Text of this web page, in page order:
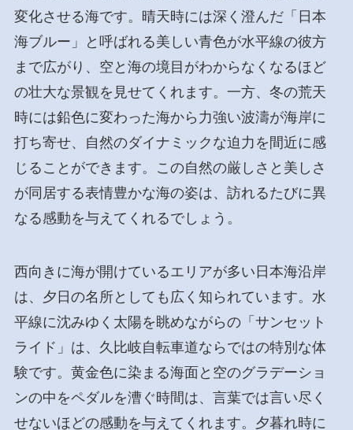
変化させる海です。晴天時には深く澄んだ「日本
海ブルー」と呼ばれる美しい青色が水平線の彼方
まで広がり、空と海の境目がわからなくなるほど
の壮大な景観を見せてくれます。一方、冬の荒天
時には鉛色に変わった海から力強い波濤が海岸に
打ち寄せ、自然のダイナミックな迫力を間近に感
じることができます。この自然の厳しさと美しさ
が同居する表情豊かな海の姿は、訪れるたびに異
なる感動を与えてくれるでしょう。
西向きに海が開けているエリアが多い日本海沿岸
は、夕日の名所としても広く知られています。水
平線に沈みゆく太陽を眺めながらの「サンセット
ライド」は、久比岐自転車道ならではの特別な体
験です。黄金色に染まる海面と空のグラデーショ
ンの中をペダルを漕ぐ時間は、言葉では言い尽く
せないほどの感動を与えてくれます。夕暮れ時に